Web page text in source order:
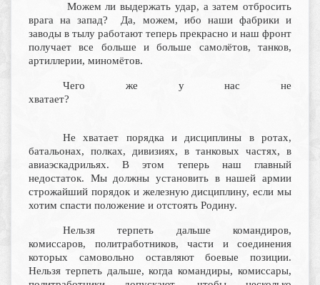
Можем ли выдержать удар, а затем отбросить
врага на запад? Да, можем, ибо наши фабрики и
заводы в тылу работают теперь прекрасно и наш фронт
получает все больше и больше самолётов, танков,
артиллерии, миномётов.
Чего же у нас не
Не хватает порядка и дисциплины в ротах,
батальонах, полках, дивизиях, в танковых частях, в
авиаэскадрильях. В этом теперь наш главный
недостаток. Мы должны установить в нашей армии
строжайший порядок и железную дисциплину, если мы
хотим спасти положение и отстоять Родину.
Нельзя терпеть дальше командиров,
комиссаров, политработников, части и соединения
которых самовольно оставляют боевые позиции.
Нельзя терпеть дальше, когда командиры, комиссары,